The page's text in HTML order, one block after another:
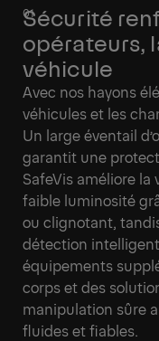
Sécurité
opérateurs,
véhicule
Avec nos hayons
véhicules et les
Un large éventail
garantit une
SafeVis améliore
faible luminosité
ou clignotant,
détection
équipements
corps et des
manipulation sûre
fluides et fiables.